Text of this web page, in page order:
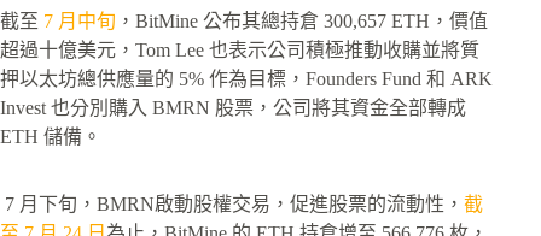
截至 7 月中旬 ，BitMine 公布其總持倉 300,657 ETH，價值
超過十億美元，Tom Lee 也表示公司積極推動收購並將質
押以太坊總供應量的 5% 作為目標，Founders Fund 和 ARK
Invest 也分別購入 BMRN 股票，公司將其資金全部轉成
ETH 儲備。
7 月下旬，BMRN啟動股權交易，促進股票的流動性， 截